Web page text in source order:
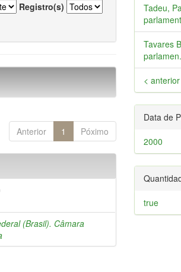
Registro(s)
Anterior 1 Póximo
(Brasil). Câmara
Tadeu,
Tavares
< anterior
Data de
2000
true